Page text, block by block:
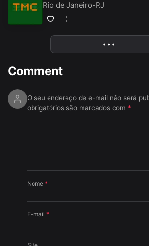
Rio de Janeiro-RJ
• • •More
Comment
O seu endereço de e-mail não será
obrigatórios são marcados com *
Nome *
E-mail *